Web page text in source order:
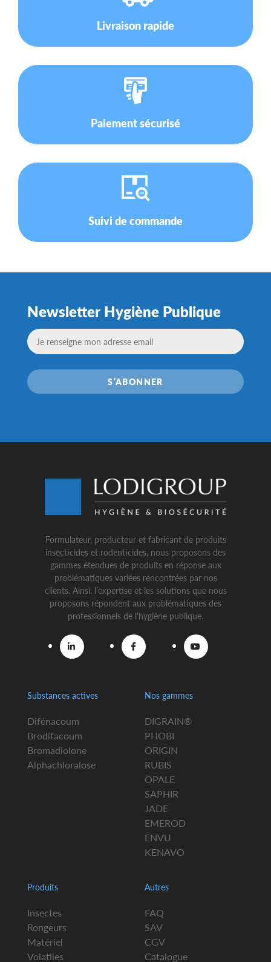
Livraison rapide
Paiement sécurisé
Suivi de commande
Newsletter Hygiène Publique
S’ABONNER
Formulateur, producteur et fabricant de produits
insecticides et rodenticides, nous proposons des
gammes étendues de produits en réponse aux
problématiques variées rencontrées par nos
clients. Ainsi, l’expertise et les solutions que nous
proposons répondent aux problématiques des
professionnels de l'hygiène publique.
Substances actives
Difénacoum
Brodifacoum
Bromadiolone
Alphachloralose
Nos gammes
DIGRAIN®
PHOBI
ORIGIN
RUBIS
OPALE
SAPHIR
JADE
EMEROD
ENVU
KENAVO
Produits
Insectes
Rongeurs
Matériel
Volatiles
Autres
FAQ
SAV
CGV
Catalogue